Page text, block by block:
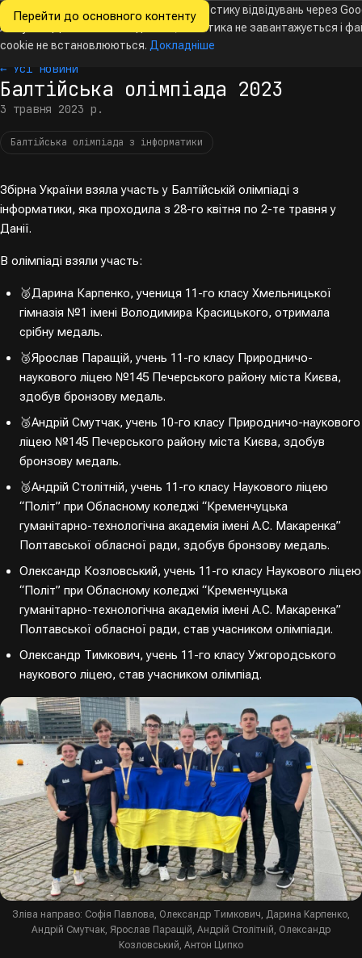
Перейти до основного контенту
Всеукраїнські
з інформатики
НовиниОлімпіадиКалендарБаза даних
← Усі новини
Балтійська олімпіада 2023
3 травня 2023 р.
Балтійська олімпіада з інформатики
Збірна України взяла участь у Балтійській олімпіаді з
інформатики, яка проходила з 28-го квітня по 2-те травня у
Данії.
В олімпіаді взяли участь:
🥈Дарина Карпенко, учениця 11-го класу Хмельницької
гімназія №1 імені Володимира Красицького, отримала
срібну медаль.
🥉Ярослав Паращій, учень 11-го класу Природничо-
наукового ліцею №145 Печерського району міста Києва,
здобув бронзову медаль.
🥉Андрій Смутчак, учень 10-го класу Природничо-наукового
ліцею №145 Печерського району міста Києва, здобув
бронзову медаль.
🥉Андрій Столітній, учень 11-го класу Наукового ліцею
“Політ” при Обласному коледжі “Кременчуцька
гуманітарно-технологічна академія імені А.С. Макаренка”
Полтавської обласної ради, здобув бронзову медаль.
Олександр Козловський, учень 11-го класу Наукового ліцею
“Політ” при Обласному коледжі “Кременчуцька
гуманітарно-технологічна академія імені А.С. Макаренка”
Полтавської обласної ради, став учасником олімпіади.
Олександр Тимкович, учень 11-го класу Ужгородського
наукового ліцею, став учасником олімпіад.
Зліва направо: Софія Павлова, Олександр Тимкович, Дарина Карпенко,
Андрій Смутчак, Ярослав Паращій, Андрій Столітній, Олександр
Козловський, Антон Ципко
Ми хочемо збирати знеособлену статистику відвідувань через
Analytics. Доки ви не погодитесь, аналітика не завантажується і
cookie не встановлюються. Докладніше